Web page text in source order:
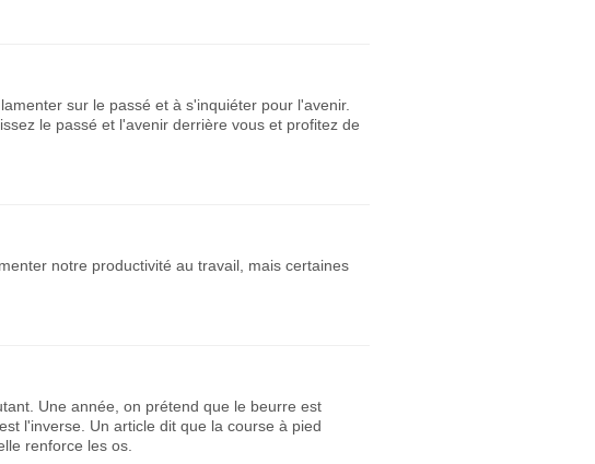
sur le passé et à s'inquiéter pour l'avenir.
le passé et l'avenir derrière vous et profitez de
notre productivité au travail, mais certaines
Une année, on prétend que le beurre est
l'inverse. Un article dit que la course à pied
renforce les os.